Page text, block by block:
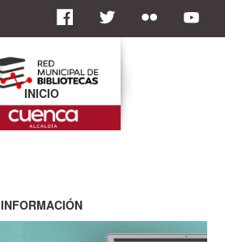
INICIO
INFORMACIÓN